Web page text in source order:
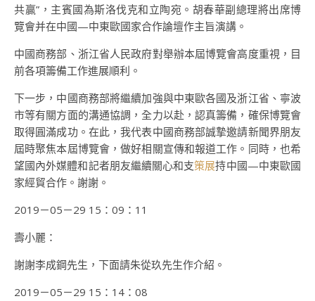
共贏”，主賓國為斯洛伐克和立陶宛。胡春華副總理將出席博
覽會并在中國—中東歐國家合作論壇作主旨演講。
中國商務部、浙江省人民政府對舉辦本屆博覽會高度重視，目
前各項籌備工作進展順利。
下一步，中國商務部將繼續加強與中東歐各國及浙江省、寧波
市等有關方面的溝通協調，全力以赴，認真籌備，確保博覽會
取得圓滿成功。在此，我代表中國商務部誠摯邀請新聞界朋友
屆時聚焦本屆博覽會，做好相關宣傳和報道工作。同時，也希
望國內外媒體和記者朋友繼續關心和支策展持中國—中東歐國
家經貿合作。謝謝。
2019－05－29 15：09：11
壽小麗：
謝謝李成鋼先生，下面請朱從玖先生作介紹。
2019－05－29 15：14：08